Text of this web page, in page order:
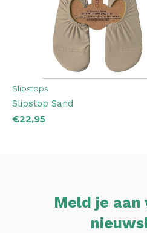
Slipstops
Slipstop Sand
€22,95
Meld je aan